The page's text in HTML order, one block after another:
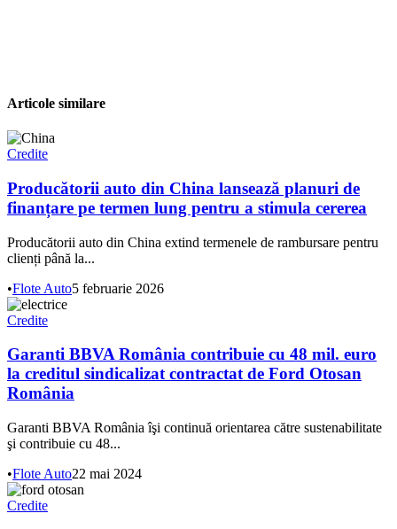
Articole similare
Credite
Producătorii auto din China lansează planuri de
finanțare pe termen lung pentru a stimula cererea
Producătorii auto din China extind termenele de rambursare pentru
clienți până la...
•Flote Auto5 februarie 2026
Credite
Garanti BBVA România contribuie cu 48 mil. euro
la creditul sindicalizat contractat de Ford Otosan
România
Garanti BBVA România îşi continuă orientarea către sustenabilitate
şi contribuie cu 48...
•Flote Auto22 mai 2024
Credite